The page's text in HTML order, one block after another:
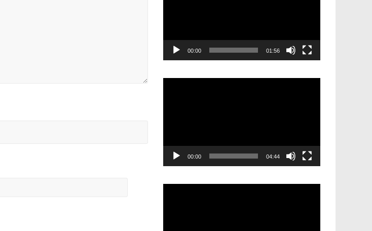
00:00 01:56
00:00 04:44